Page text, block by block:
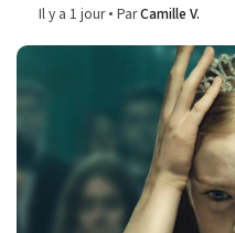
Il y a 1 jour ParCamille V.